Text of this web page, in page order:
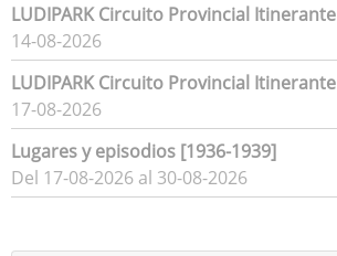
LUDIPARK Circuito Provincial Itinerante
14-08-2026
LUDIPARK Circuito Provincial Itinerante
17-08-2026
Lugares y episodios [1936-1939]
Del 17-08-2026 al 30-08-2026